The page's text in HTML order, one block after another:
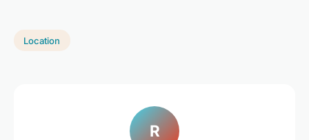
Location
R